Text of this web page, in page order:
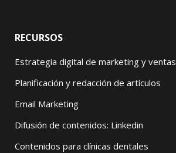
RECURSOS
Estrategia digital de marketing y ventas
Planificación y redacción de artículos
Email Marketing
Difusión de contenidos: Linkedin
Contenidos para clínicas dentales